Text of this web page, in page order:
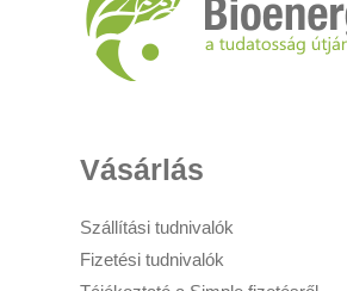
Vásárlás
Szállítási tudnivalók
Fizetési tudnivalók